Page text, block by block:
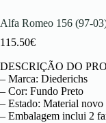
Alfa Romeo 156 (97-
115.50€
DESCRIÇÃO DO
– Marca: Diederichs
– Cor: Fundo Preto
– Estado: Material novo
– Embalagem inclui 2